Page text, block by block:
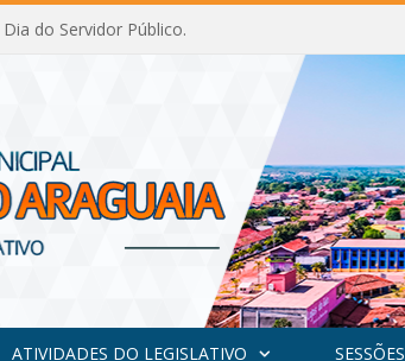
do Servidor Público.
ATIVIDADES DO LEGISLATIVO SESSÕES